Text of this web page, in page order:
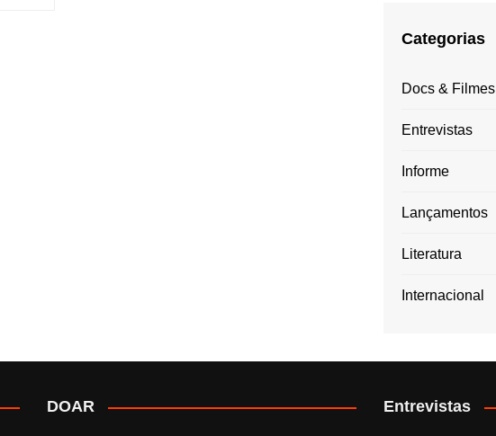
Categorias
Docs & Filmes
Entrevistas
Informe
Lançamentos
Literatura
Internacional
DOAR Entrevistas